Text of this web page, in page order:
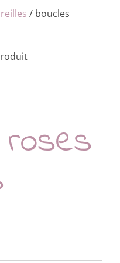
/ boucles
roses